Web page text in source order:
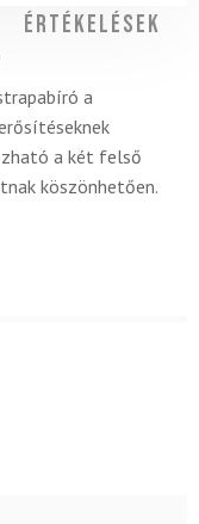
Értékelések
a
a két felső
köszönhetően.